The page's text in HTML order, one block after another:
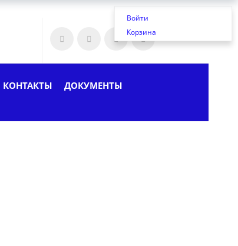
КОНТАКТЫ
ДОКУМЕНТЫ
Войти
Корзина